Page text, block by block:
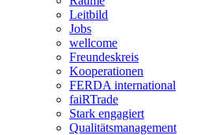
Leitbild
Jobs
wellcome
Freundeskreis
Kooperationen
FERDA international
faiRTrade
Stark engagiert
Qualitätsmanagement